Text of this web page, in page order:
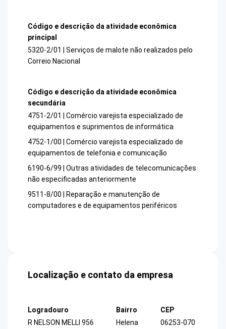
Código e descrição da atividade econômica
principal
5320-2/01 | Serviços de malote não realizados pelo
Correio Nacional
Código e descrição da atividade econômica
secundária
4751-2/01 | Comércio varejista especializado de
equipamentos e suprimentos de informática
4752-1/00 | Comércio varejista especializado de
equipamentos de telefonia e comunicação
6190-6/99 | Outras atividades de telecomunicações
não especificadas anteriormente
9511-8/00 | Reparação e manutenção de
computadores e de equipamentos periféricos
Localização e contato da empresa
Logradouro
R NELSON MELLI 956
Bairro
Helena
CEP
06253-070